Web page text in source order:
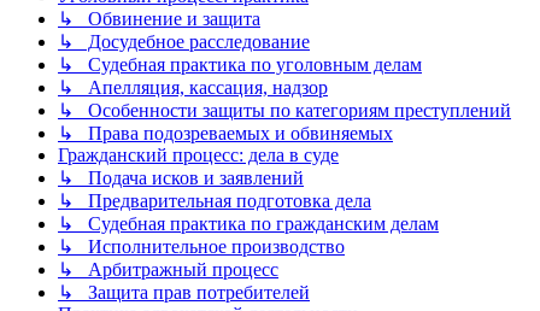
↳ Обвинение и защита
↳ Досудебное расследование
↳ Судебная практика по уголовным делам
↳ Апелляция, кассация, надзор
↳ Особенности защиты по категориям преступлений
↳ Права подозреваемых и обвиняемых
Гражданский процесс: дела в суде
↳ Подача исков и заявлений
↳ Предварительная подготовка дела
↳ Судебная практика по гражданским делам
↳ Исполнительное производство
↳ Арбитражный процесс
↳ Защита прав потребителей